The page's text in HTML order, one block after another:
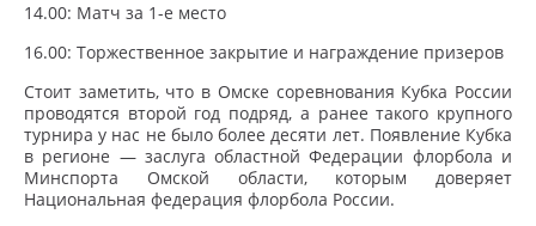
14.00: Матч за 1-е место
16.00: Торжественное закрытие и награждение призеров
Стоит заметить, что в Омске соревнования Кубка России
проводятся второй год подряд, а ранее такого крупного
турнира у нас не было более десяти лет. Появление Кубка
в регионе — заслуга областной Федерации флорбола и
Минспорта Омской области, которым доверяет
Национальная федерация флорбола России.